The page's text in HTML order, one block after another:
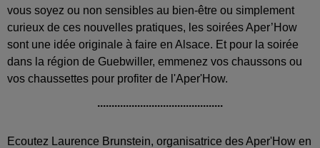
vous soyez ou non sensibles au bien-être ou simplement
curieux de ces nouvelles pratiques, les soirées Aper’How
sont une idée originale à faire en Alsace. Et pour la soirée
dans la région de Guebwiller, emmenez vos chaussons ou
vos chaussettes pour profiter de l'Aper'How.
............................................
Ecoutez Laurence Brunstein, organisatrice des Aper'How en